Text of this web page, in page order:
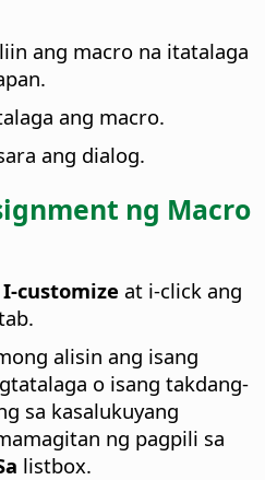
ang macro na itatalaga
ang macro.
ang dialog.
ng Macro
customize at i-click ang
alisin ang isang
o isang takdang-
sa kasalukuyang
ng pagpili sa
listbox.